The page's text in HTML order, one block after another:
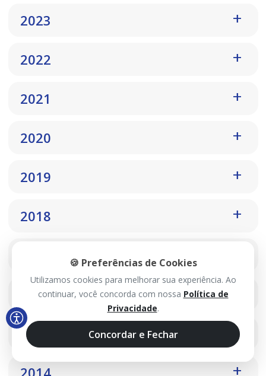
2023
2022
2021
2020
2019
2018
2016
2015
🍪 Preferências de Cookies
Utilizamos cookies para melhorar sua experiência. Ao
continuar, você concorda com nossa Política de
Privacidade.
Concordar e Fechar